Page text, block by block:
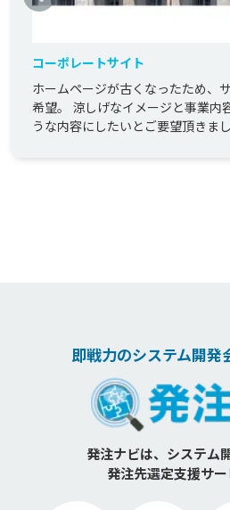
コーポレートサイト
ホームページが古くなったため、
希望。 涼しげなイメージと事業内
うな内容にしたいとご要望頂きまし
即戦力のシステム開発
発注ナビは、システム
発注先選定支援サー